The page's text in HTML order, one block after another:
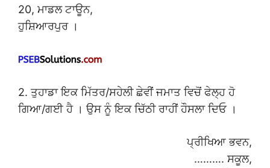
20, ਮਾਡਲ ਟਾਊਨ,
ਹੁਸ਼ਿਆਰਪੁਰ ।
2. ਤੁਹਾਡਾ ਇਕ ਮਿੱਤਰ/ਸਹੇਲੀ ਛੇਵੀਂ ਜਮਾਤ ਵਿਚੋਂ ਫੇਲ੍ਹ ਹੋ
ਗਿਆ/ਗਈ ਹੈ । ਉਸ ਨੂੰ ਇਕ ਚਿੱਠੀ ਰਾਹੀਂ ਹੌਸਲਾ ਦਿਓ ।
ਪ੍ਰੀਖਿਆ ਭਵਨ,
………. ਸਕੂਲ,